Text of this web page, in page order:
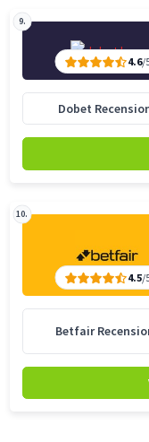
9.
4.6/
Dobet
10.
4.5/
Betfair